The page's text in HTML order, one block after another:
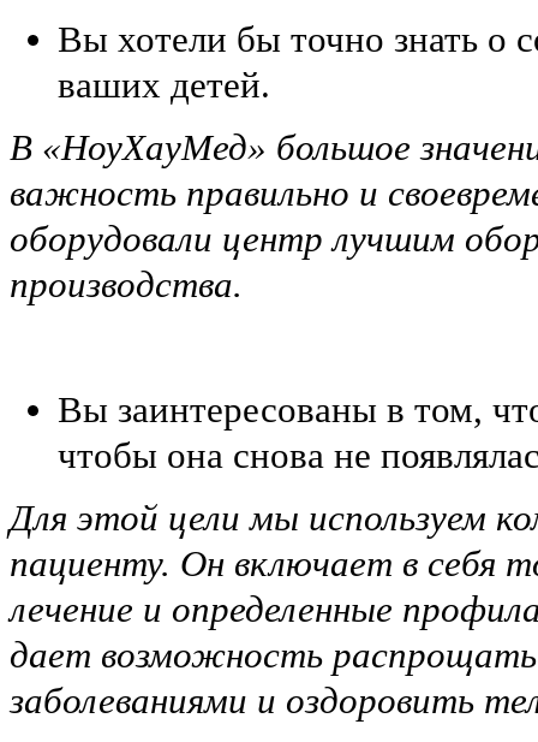
Вы хотели бы точно знать о
ваших детей.
В «НоуХауМед» большое
важность правильно и
оборудовали центр лучшим
производства.
Вы заинтересованы в том,
чтобы она снова не
Для этой цели мы используем
пациенту. Он включает в себя
лечение и определенные
дает возможность
заболеваниями и оздоровить